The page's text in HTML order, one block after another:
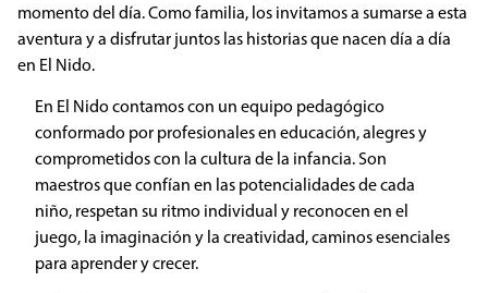
momento del día. Como familia, los invitamos a sumarse a esta
aventura y a disfrutar juntos las historias que nacen día a día
en El Nido.
En El Nido contamos con un equipo pedagógico
conformado por profesionales en educación, alegres y
comprometidos con la cultura de la infancia. Son
maestros que confían en las potencialidades de cada
niño, respetan su ritmo individual y reconocen en el
juego, la imaginación y la creatividad, caminos esenciales
para aprender y crecer.